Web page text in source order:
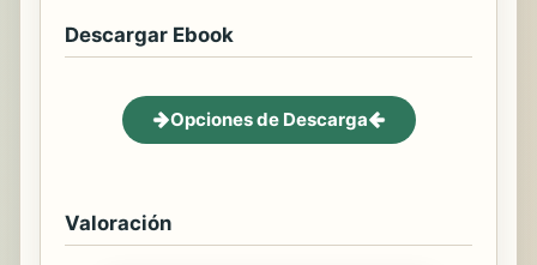
Descargar Ebook
Opciones de Descarga
Valoración